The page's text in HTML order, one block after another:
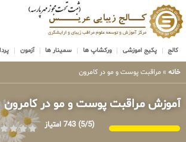
کالج پکیج اموزشی ورکشاپ ها سمینار ها آزمون
خانه » مراقبت پوست و مو در کامرون
آموزش مراقبت پوست و مو در کامرون
(5/5) 743 امتیاز